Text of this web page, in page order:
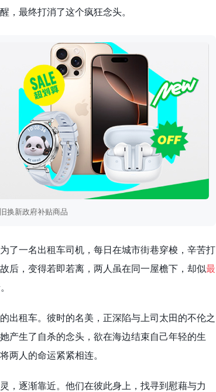
，最终打消了这个疯狂念头。
换新政府补贴商品
了一名出租车司机，每日在城市街巷穿梭，辛苦打
后，变得若即若离，两人虽在同一屋檐下，却似最
出租车。彼时的名美，正深陷与上司太田的不伦之
产生了自杀的念头，欲在海边结束自己年轻的生
两人的命运紧紧相连。
，逐渐靠近。他们在彼此身上，找寻到慰藉与力